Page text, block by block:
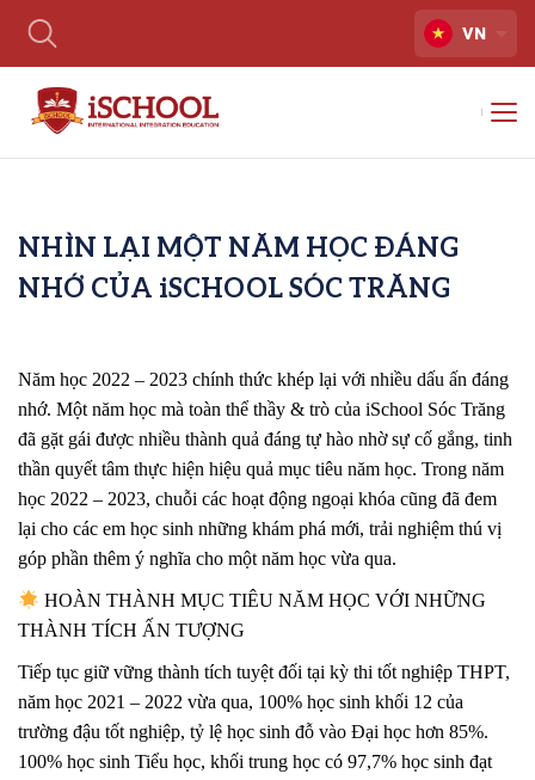
VN
NHÌN LẠI MỘT NĂM HỌC ĐÁNG
NHỚ CỦA iSCHOOL SÓC TRĂNG
Năm học 2022 – 2023 chính thức khép lại với nhiều dấu ấn đáng
nhớ. Một năm học mà toàn thể thầy & trò của iSchool Sóc Trăng
đã gặt gái được nhiều thành quả đáng tự hào nhờ sự cố gắng, tinh
thần quyết tâm thực hiện hiệu quả mục tiêu năm học. Trong năm
học 2022 – 2023, chuỗi các hoạt động ngoại khóa cũng đã đem
lại cho các em học sinh những khám phá mới, trải nghiệm thú vị
góp phần thêm ý nghĩa cho một năm học vừa qua.
HOÀN THÀNH MỤC TIÊU NĂM HỌC VỚI NHỮNG
THÀNH TÍCH ẤN TƯỢNG
Tiếp tục giữ vững thành tích tuyệt đối tại kỳ thi tốt nghiệp THPT,
năm học 2021 – 2022 vừa qua, 100% học sinh khối 12 của
trường đậu tốt nghiệp, tỷ lệ học sinh đỗ vào Đại học hơn 85%.
100% học sinh Tiểu học, khối trung học có 97,7% học sinh đạt